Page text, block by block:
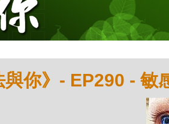
與你》- EP290 - 敏